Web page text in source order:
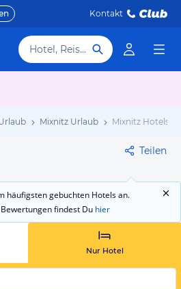
Kontakt
Hotel, Reiseziel
Mixnitz Urlaub Mixnitz Hotels
Teilen
häufigsten gebuchten Hotels an.
findest Du hier
Nur Hotel